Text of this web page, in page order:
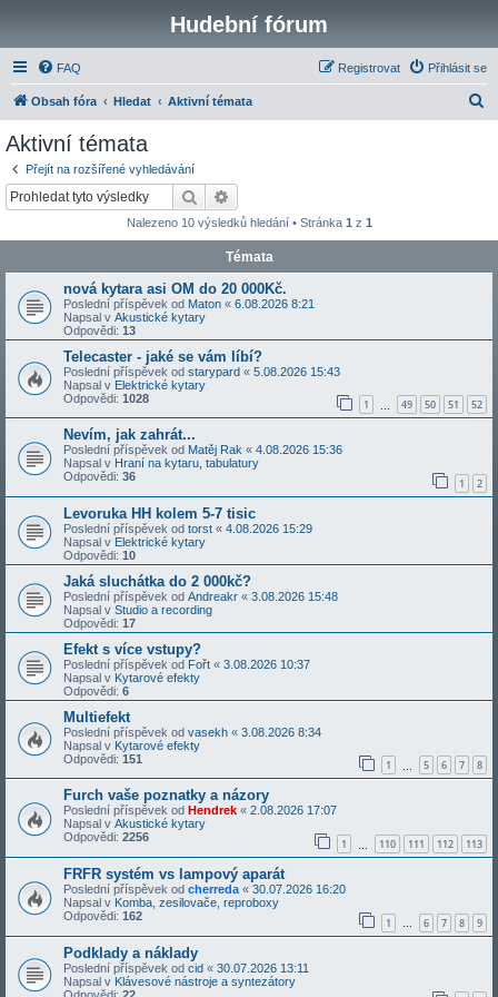
Hudební fórum
FAQ Přihlásit se
Registrovat
Obsah fóra Hledat Aktivní témata
Aktivní témata
Přejít na rozšířené vyhledávání
Hledat
Nalezeno 10 výsledků hledání • Stránka 1 z 1
Témata
nová kytara asi OM do 20 000Kč.
Poslední příspěvek od Maton « 6.08.2026 8:21
Napsal v Akustické kytary
Odpovědi: 13
Telecaster - jaké se vám líbí?
Poslední příspěvek od starypard « 5.08.2026 15:43
Napsal v Elektrické kytary
Odpovědi: 1028 1 49 50 51 52
Nevím, jak zahrát...
Poslední příspěvek od Matěj Rak « 4.08.2026 15:36
Napsal v Hraní na kytaru, tabulatury
Odpovědi: 36 1 2
Levoruka HH kolem 5-7 tisic
Poslední příspěvek od torst « 4.08.2026 15:29
Napsal v Elektrické kytary
Odpovědi: 10
Jaká sluchátka do 2 000kč?
Poslední příspěvek od Andreakr « 3.08.2026 15:48
Napsal v Studio a recording
Odpovědi: 17
Efekt s více vstupy?
Poslední příspěvek od Fořt « 3.08.2026 10:37
Napsal v Kytarové efekty
Odpovědi: 6
Multiefekt
Poslední příspěvek od vasekh « 3.08.2026 8:34
Napsal v Kytarové efekty
Odpovědi: 151 1 5 6 7 8
Furch vaše poznatky a názory
Poslední příspěvek od Hendrek « 2.08.2026 17:07
Napsal v Akustické kytary
Odpovědi: 2256 1 110 111 112 113
FRFR systém vs lampový aparát
Poslední příspěvek od cherreda « 30.07.2026 16:20
Napsal v Komba, zesilovače, reproboxy
Odpovědi: 162 1 … 6 7 8 9
Podklady a náklady
Poslední příspěvek od cid « 30.07.2026 13:11
Napsal v Klávesové nástroje a syntezátory